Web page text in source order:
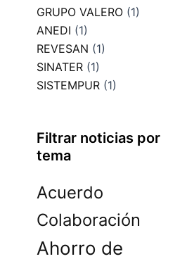
GRUPO VALERO (1)
ANEDI (1)
REVESAN (1)
SINATER (1)
SISTEMPUR (1)
Filtrar noticias por
tema
Acuerdo
Colaboración
Ahorro de